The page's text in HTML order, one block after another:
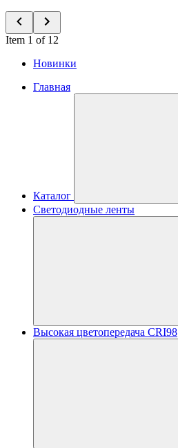
Item 1 of 12
Новинки
Главная
Каталог
Светодиодные ленты
Высокая цветопередача CRI98